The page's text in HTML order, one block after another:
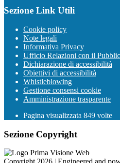
Sezione Link Utili
Cookie policy
Note legali
Informativa Privacy
Ufficio Relazioni con il
Dichiarazione di accessibilità
Obiettivi di accessibilità
Whistleblowing
Gestione consensi cookie
Amministrazione trasparente
Pagina visualizzata 849 volte
Sezione Copyright